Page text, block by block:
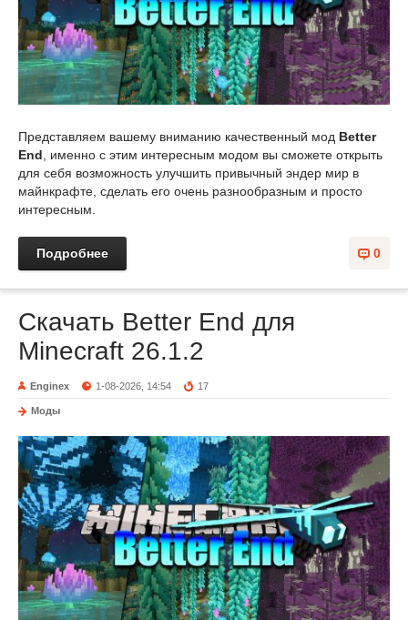
Представляем вашему вниманию качественный мод Better
End, именно с этим интересным модом вы сможете открыть
для себя возможность улучшить привычный эндер мир в
майнкрафте, сделать его очень разнообразным и просто
интересным.
0
Подробнее
Скачать Better End для
Minecraft 26.1.2
Enginex 1-08-2026, 14:54 17
Моды